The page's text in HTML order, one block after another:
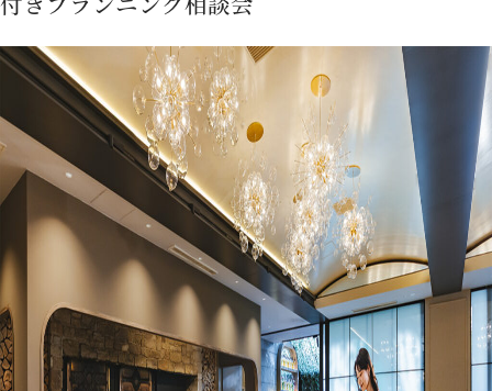
料理
ドレス
プラン
施設紹介